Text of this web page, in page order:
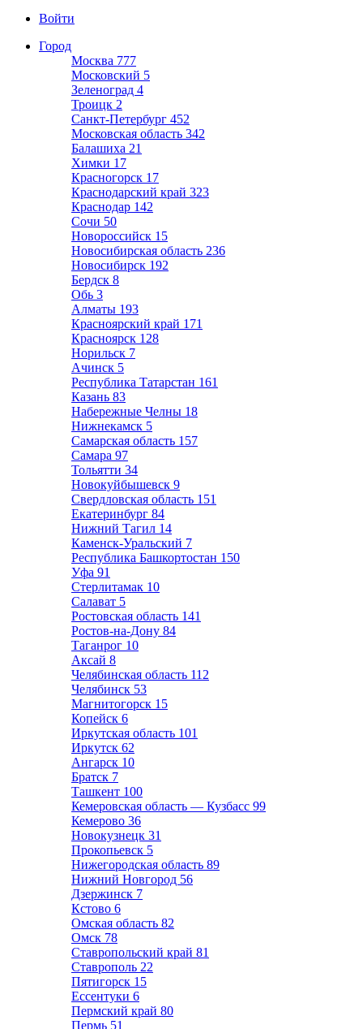
Войти
Город
Москва 777
Московский 5
Зеленоград 4
Троицк 2
Санкт-Петербург 452
Московская область 342
Балашиха 21
Химки 17
Красногорск 17
Краснодарский край 323
Краснодар 142
Сочи 50
Новороссийск 15
Новосибирская область 236
Новосибирск 192
Бердск 8
Обь 3
Алматы 193
Красноярский край 171
Красноярск 128
Норильск 7
Ачинск 5
Республика Татарстан 161
Казань 83
Набережные Челны 18
Нижнекамск 5
Самарская область 157
Самара 97
Тольятти 34
Новокуйбышевск 9
Свердловская область 151
Екатеринбург 84
Нижний Тагил 14
Каменск-Уральский 7
Республика Башкортостан 150
Уфа 91
Стерлитамак 10
Салават 5
Ростовская область 141
Ростов-на-Дону 84
Таганрог 10
Аксай 8
Челябинская область 112
Челябинск 53
Магнитогорск 15
Копейск 6
Иркутская область 101
Иркутск 62
Ангарск 10
Братск 7
Ташкент 100
Кемеровская область — Кузбасс 99
Кемерово 36
Новокузнецк 31
Прокопьевск 5
Нижегородская область 89
Нижний Новгород 56
Дзержинск 7
Кстово 6
Омская область 82
Омск 78
Ставропольский край 81
Ставрополь 22
Пятигорск 15
Ессентуки 6
Пермский край 80
Пермь 51